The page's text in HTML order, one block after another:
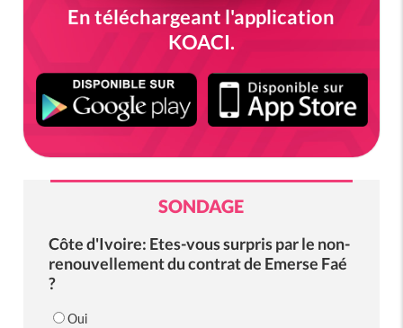
En téléchargeant l'application
KOACI.
SONDAGE
Côte d'Ivoire: Etes-vous surpris par le non-
renouvellement du contrat de Emerse Faé
?
Oui